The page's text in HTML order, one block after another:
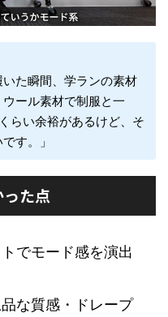
た瞬間、学ランの素材
ール素材で制服と一
らい余裕があるけど、そ
す。」
た点
でモード感を演出
な質感・ドレープ